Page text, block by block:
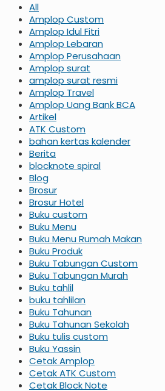
All
Amplop Custom
Amplop Idul Fitri
Amplop Lebaran
Amplop Perusahaan
Amplop surat
amplop surat resmi
Amplop Travel
Amplop Uang Bank BCA
Artikel
ATK Custom
bahan kertas kalender
Berita
blocknote spiral
Blog
Brosur
Brosur Hotel
Buku custom
Buku Menu
Buku Menu Rumah Makan
Buku Produk
Buku Tabungan Custom
Buku Tabungan Murah
Buku tahlil
buku tahlilan
Buku Tahunan
Buku Tahunan Sekolah
Buku tulis custom
Buku Yassin
Cetak Amplop
Cetak ATK Custom
Cetak Block Note